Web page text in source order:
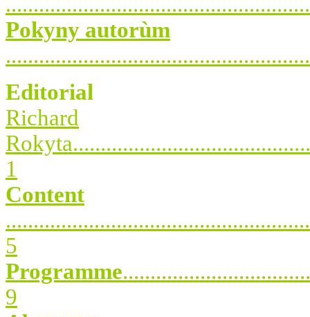
Pokyny autorùm
Editorial
Richard
1
Content
5
Programme
9